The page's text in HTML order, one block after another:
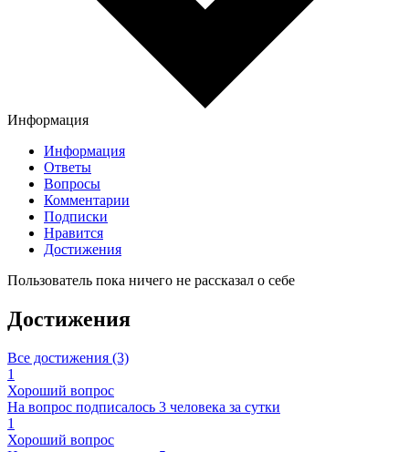
Информация
Информация
Ответы
Вопросы
Комментарии
Подписки
Нравится
Достижения
Пользователь пока ничего не рассказал о себе
Достижения
Все достижения (3)
1
Хороший вопрос
На вопрос подписалось 3 человека за сутки
1
Хороший вопрос